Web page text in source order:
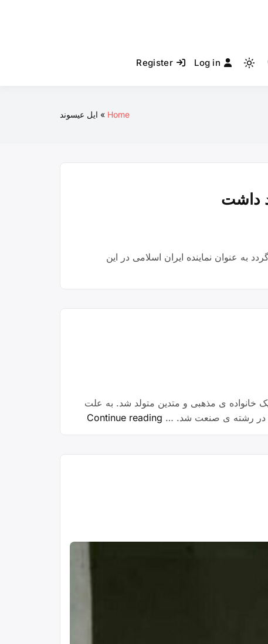
Light
Log in
Register
Home ایل عیسوند
داشت
محاسبات ریاضی که در کشور ترکیه مورخ ۲۳ و ۲۴ آذرماه ۹۸ برگزار می گردد به عنوان نماینده ایران اسلامی در این
شهرستان دورود، در یک خانواده ی مذهبی و متدین متولد شد. به علت
در رشته ی صنعت شد. … Continue reading